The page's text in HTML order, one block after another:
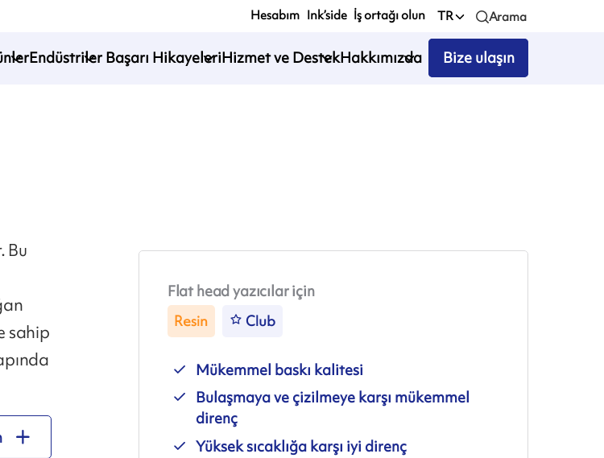
Hesabım Ink’side İş ortağı olun TR Arama
EndüstrilerBaşarı HikayeleriHizmet ve DestekHakkımızda Bize ulaşın
Bu
sahip
Flat head yazıcılar için
Resin Club
Mükemmel baskı kalitesi
Bulaşmaya ve çizilmeye karşı mükemmel
direnç
Yüksek sıcaklığa karşı iyi direnç